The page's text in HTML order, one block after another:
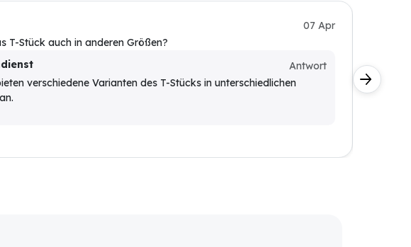
07 Apr
T-Stück auch in anderen Größen?
Antwort
verschiedene Varianten des T-Stücks in unterschiedlichen
Das